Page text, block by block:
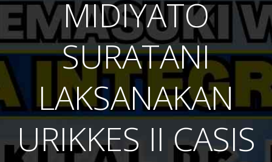
MIDIYATO
SURATANI
LAKSANAKAN
URIKKES II CASIS